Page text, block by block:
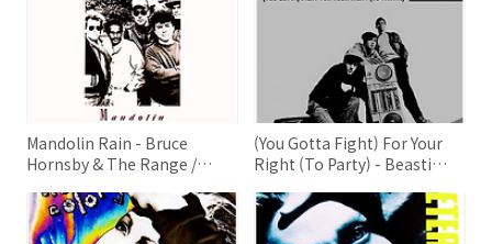
Mandolin Rain - Bruce
Hornsby & The Range /
(You Gotta Fight) For Your
Right (To Party) - Beastie